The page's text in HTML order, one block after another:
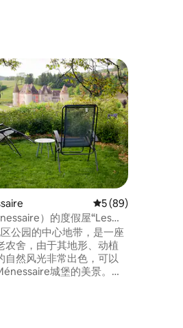
，共 73 条评价
」
平均评分 5 分（满
5 (89)
）的度假屋“Les
公园的中心地带，是一座
农舍，由于其地形、动植
自然风光非常出色，可以
城堡的美景。作